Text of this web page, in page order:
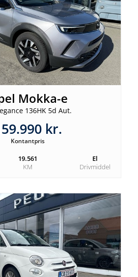
Mokka-e
136HK 5d Aut.
kr.
Kontantpris
19.561
KM
El
Drivmiddel